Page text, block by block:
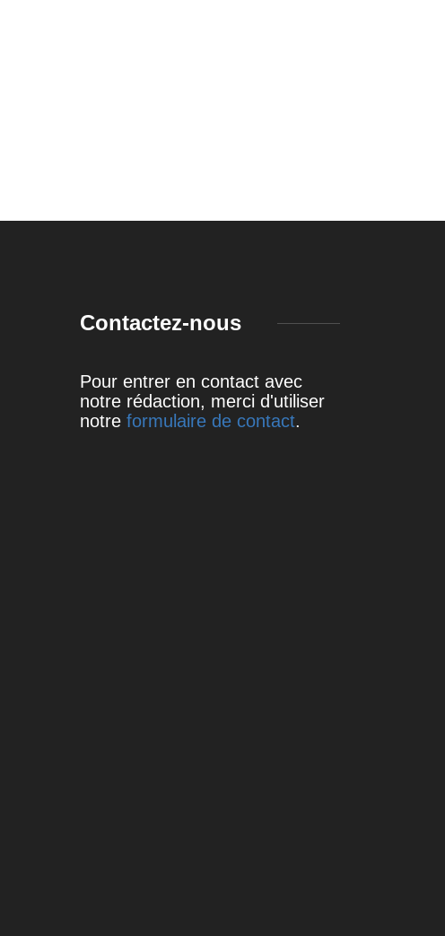
Contactez-nous
Pour entrer en contact avec
notre rédaction, merci d'utiliser
notre formulaire de contact.